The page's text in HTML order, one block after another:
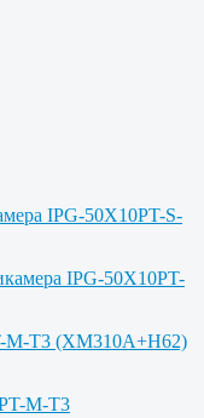
IPG-50X10PT-S-
M-T3 (XM310A+H62)